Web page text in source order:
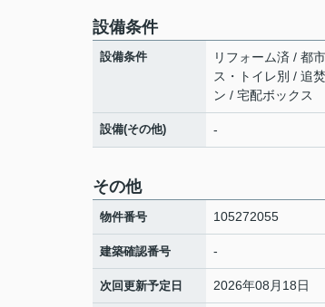
設備条件
設備条件
リフォーム済 / 都
ス・トイレ別 / 追
ン / 宅配ボックス
設備(その他) -
その他
物件番号 105272055
建築確認番号 -
次回更新予定日 2026年08月18日